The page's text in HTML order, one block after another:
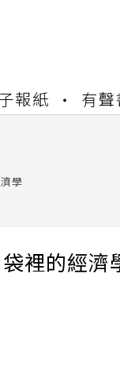
報紙 有聲
申請
申請圖文教學
請
學
裡的經濟